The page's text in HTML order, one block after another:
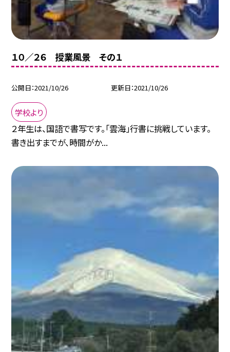
１０／２６ 授業風景 その１
公開日 2021/10/26 更新日 2021/10/26
学校より
２年生は、国語で書写です。「雲海」行書に挑戦しています。
書き出すまでが、時間がか...